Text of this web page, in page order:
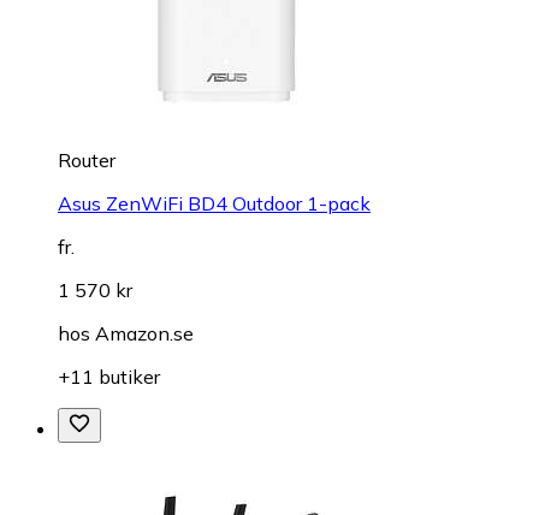
Router
Asus ZenWiFi BD4 Outdoor 1-pack
fr.
1 570 kr
hos Amazon.se
+11 butiker